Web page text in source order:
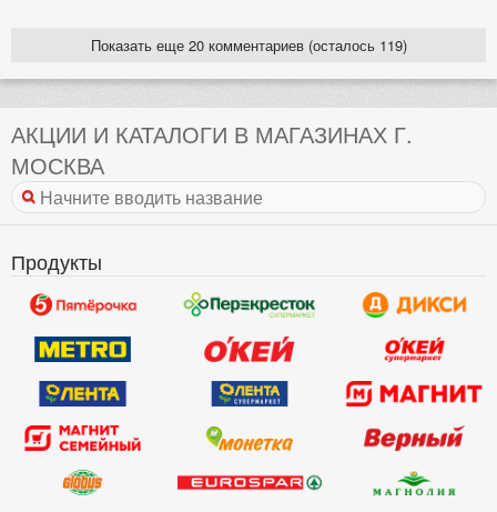
Показать еще 20 комментариев (осталось 119)
АКЦИИ И КАТАЛОГИ В МАГАЗИНАХ Г.
МОСКВА
Продукты